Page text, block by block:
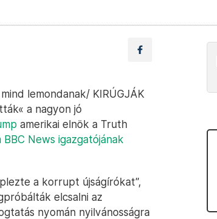
lemondanak/ KIRÚGJÁK
a nagyon jó
amerikai elnök a Truth
News igazgatójának
a korrupt újságírókat”,
elcsalni az
nyomán nyilvánosságra